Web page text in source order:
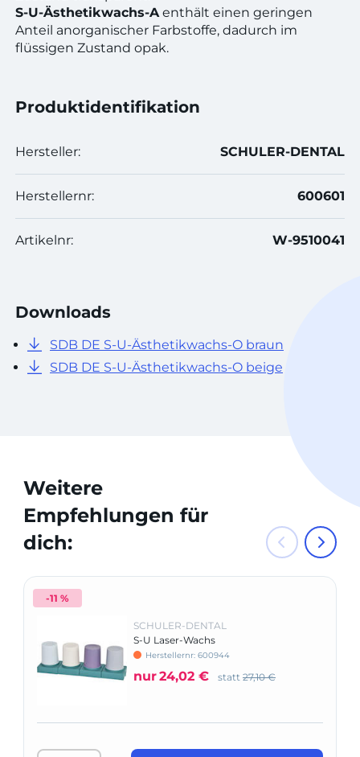
S-U-Ästhetikwachs-Aenthält einen geringen
Anteil anorganischer Farbstoffe, dadurch im
flüssigen Zustand opak.
Produktidentifikation
Hersteller: SCHULER-DENTAL
Herstellernr: 600601
Artikelnr: W-9510041
Downloads
SDB DE S-U-Ästhetikwachs-O braun
SDB DE S-U-Ästhetikwachs-O beige
Weitere
Empfehlungen für
dich:
-11 %
SCHULER-DENTAL
S-U Laser-Wachs
Herstellernr: 600944
nur24,02 € statt 27,10 €